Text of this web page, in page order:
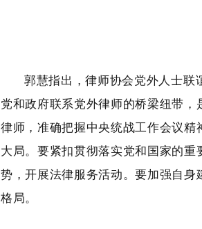
郭慧指出，律师协会党外人士
党和政府联系党外律师的桥梁纽带
律师，准确把握中央统战工作会议
大局。要紧扣贯彻落实党和国家的
势，开展法律服务活动。要加强自
格局。